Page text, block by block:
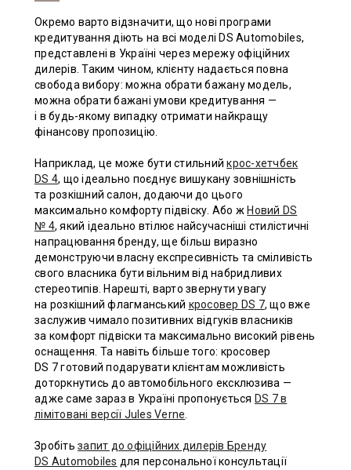
Окремо варто відзначити, що нові програми
кредитування діють на всі моделі DS Automobiles,
представлені в Україні через мережу офіційних
дилерів. Таким чином, клієнту надається повна
свобода вибору: можна обрати бажану модель,
можна обрати бажані умови кредитування —
і в будь-якому випадку отримати найкращу
фінансову пропозицію.
Наприклад, це може бути стильнийкрос-хетчбек
DS 4, що ідеально поєднує вишукану зовнішність
та розкішний салон, додаючи до цього
максимально комфорту підвіску. Або ж Новий DS
№ 4, який ідеально втілює найсучасніші стилістичні
напрацювання бренду, ще більш виразно
демонструючи власну експресивність та сміливість
свого власника бути вільним від набридливих
стереотипів. Нарешті, варто звернути увагу
на розкішний флагманський кросовер DS 7, що вже
заслужив чимало позитивних відгуків власників
за комфорт підвіски та максимально високий рівень
оснащення. Та навіть більше того: кросовер
DS 7 готовий подарувати клієнтам можливість
доторкнутись до автомобільного ексклюзива —
адже саме зараз в Україні пропонується DS 7 в
лімітовані версії Jules Verne.
Зробіть запит до офіційних дилерів Бренду
DS Automobiles для персональної консультації